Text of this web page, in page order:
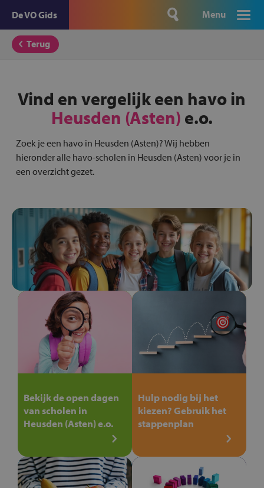
De VO Gids Menu
Terug
Vind en vergelijk een havo in
Heusden (Asten) e.o.
Zoek je een havo in Heusden (Asten)? Wij hebben
hieronder alle havo-scholen in Heusden (Asten) voor je in
een overzicht gezet.
Bekijk de open dagen
van scholen in
Heusden (Asten) e.o.
Hulp nodig bij het
kiezen? Gebruik het
stappenplan